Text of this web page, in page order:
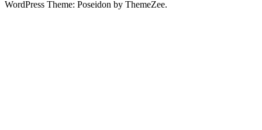
WordPress Theme: Poseidon by ThemeZee.